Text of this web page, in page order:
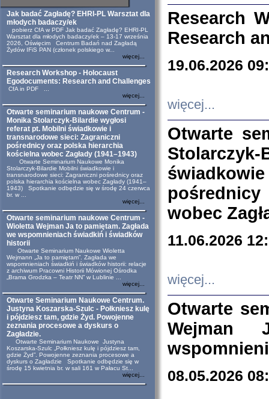
Jak badać Zagładę? EHRI-PL Warsztat dla
młodych badaczy/ek
pobierz CfA w PDF Jak badać Zagładę? EHRI-PL
Warsztat dla młodych badaczy/ek – 13-17 września
2026, Oświęcim Centrum Badań nad Zagładą
Żydów IFiS PAN (członek polskiego w...
więcej...
Research Workshop - Holocaust
Egodocuments: Research and Challenges
CfA in PDF ...
więcej...
Otwarte seminarium naukowe Centrum -
Monika Stolarczyk-Bilardie wygłosi
referat pt. Mobilni świadkowie i
transnarodowe sieci: Zagraniczni
pośrednicy oraz polska hierarchia
kościelna wobec Zagłady (1941–1943)
Otwarte Seminarium Naukowe Monika
Stolarczyk-Bilardie Mobilni świadkowie i
transnarodowe sieci: Zagraniczni pośrednicy oraz
polska hierarchia kościelna wobec Zagłady (1941–
1943) Spotkanie odbędzie się w środę 24 czerwca
br. w ...
więcej...
Otwarte seminarium naukowe Centrum -
Wioletta Wejman Ja to pamiętam. Zagłada
we wspomnieniach świadkiń i świadków
historii
Otwarte Seminarium Naukowe Wioletta
Wejmann „Ja to pamiętam”. Zagłada we
wspomnieniach świadkiń i świadków historii: relacje
z archiwum Pracowni Historii Mówionej Ośrodka
„Brama Grodzka – Teatr NN” w Lublinie ...
więcej...
Otwarte Seminarium Naukowe Centrum.
Justyna Koszarska-Szulc - Połkniesz kulę
i pójdziesz tam, gdzie Żyd. Powojenne
zeznania procesowe a dyskurs o
Zagładzie.
Otwarte Seminarium Naukowe Justyna
Koszarska-Szulc „Połkniesz kulę i pójdziesz tam,
gdzie Żyd”. Powojenne zeznania procesowe a
dyskurs o Zagładzie Spotkanie odbędzie się w
środę 15 kwietnia br. w sali 161 w Pałacu St...
więcej...
Research
Research
19.06.2026
więcej...
Otwarte
wobec
11.06.2026
więcej...
Otwarte
Wejman
08.05.2026